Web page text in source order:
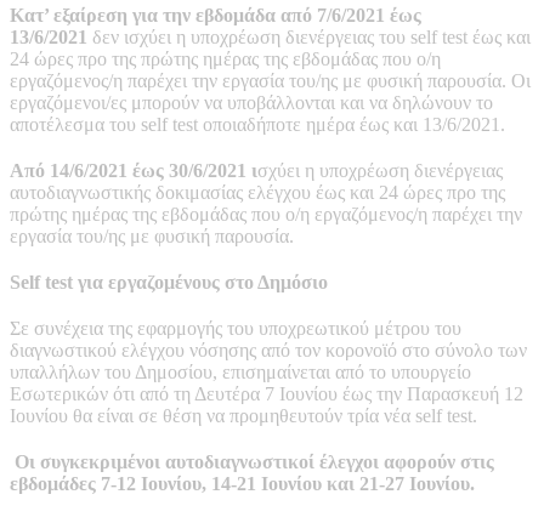
Κατ’ εξαίρεση για την εβδομάδα από 7/6/2021 έως
13/6/2021 δεν ισχύει η υποχρέωση διενέργειας του self test έως και
24 ώρες προ της πρώτης ημέρας της εβδομάδας που ο/η
εργαζόμενος/η παρέχει την εργασία του/ης με φυσική παρουσία. Οι
εργαζόμενοι/ες μπορούν να υποβάλλονται και να δηλώνουν το
αποτέλεσμα του self test οποιαδήποτε ημέρα έως και 13/6/2021.
Από 14/6/2021 έως 30/6/2021 ισχύει η υποχρέωση διενέργειας
αυτοδιαγνωστικής δοκιμασίας ελέγχου έως και 24 ώρες προ της
πρώτης ημέρας της εβδομάδας που ο/η εργαζόμενος/η παρέχει την
εργασία του/ης με φυσική παρουσία.
Self test για εργαζομένους στο Δημόσιο
Σε συνέχεια της εφαρμογής του υποχρεωτικού μέτρου του
διαγνωστικού ελέγχου νόσησης από τον κορονοϊό στο σύνολο των
υπαλλήλων του Δημοσίου, επισημαίνεται από το υπουργείο
Εσωτερικών ότι από τη Δευτέρα 7 Ιουνίου έως την Παρασκευή 12
Ιουνίου θα είναι σε θέση να προμηθευτούν τρία νέα self test.
Οι συγκεκριμένοι αυτοδιαγνωστικοί έλεγχοι αφορούν στις
εβδομάδες 7-12 Ιουνίου, 14-21 Ιουνίου και 21-27 Ιουνίου.